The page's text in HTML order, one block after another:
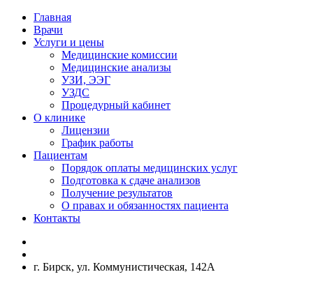
Главная
Врачи
Услуги и цены
Медицинские комиссии
Медицинские анализы
УЗИ, ЭЭГ
УЗДС
Процедурный кабинет
О клинике
Лицензии
График работы
Пациентам
Порядок оплаты медицинских услуг
Подготовка к сдаче анализов
Получение результатов
О правах и обязанностях пациента
Контакты
г. Бирск, ул. Коммунистическая, 142А